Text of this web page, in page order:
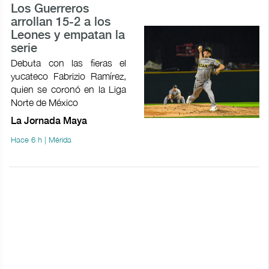
Los Guerreros
arrollan 15-2 a los
Leones y empatan la
serie
Debuta con las fieras el
yucateco Fabrizio Ramírez,
quien se coronó en la Liga
Norte de México
La Jornada Maya
Hace 6 h | Mérida